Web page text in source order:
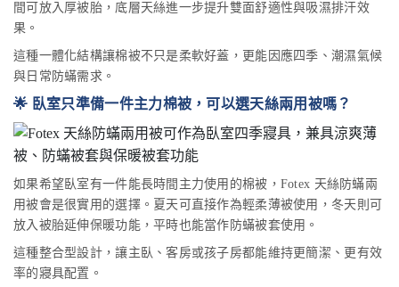
間可放入厚被胎，底層天絲進一步提升雙面舒適性與吸濕排汗效
果。
這種一體化結構讓棉被不只是柔軟好蓋，更能因應四季、潮濕氣候
與日常防蟎需求。
🌟 臥室只準備一件主力棉被，可以選天絲兩用被嗎？
如果希望臥室有一件能長時間主力使用的棉被，Fotex 天絲防蟎兩
用被會是很實用的選擇。夏天可直接作為輕柔薄被使用，冬天則可
放入被胎延伸保暖功能，平時也能當作防蟎被套使用。
這種整合型設計，讓主臥、客房或孩子房都能維持更簡潔、更有效
率的寢具配置。